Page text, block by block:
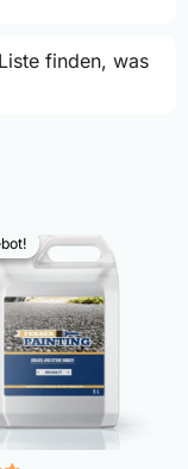
finden, was